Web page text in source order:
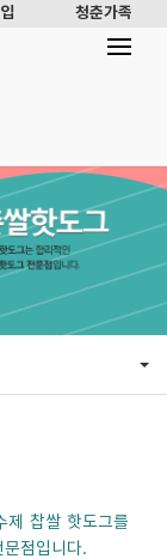
청춘가족
제 찹쌀 핫도그를
점입니다.